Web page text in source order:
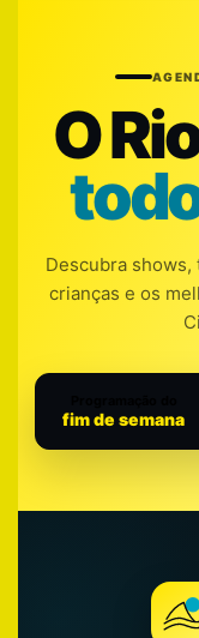
O
Descubra
crianças e os
fim de semana